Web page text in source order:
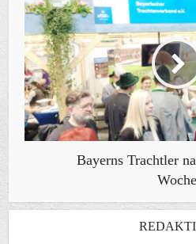
Bayerns Trachtler
Woche